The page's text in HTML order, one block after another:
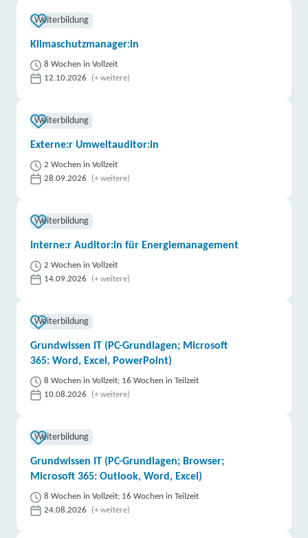
Weiterbildung
Klimaschutzmanager:in
8 Wochen in Vollzeit
12.10.2026
(+ weitere)
Weiterbildung
Externe:r Umweltauditor:in
2 Wochen in Vollzeit
28.09.2026
(+ weitere)
Weiterbildung
Interne:r Auditor:in für Energiemanagement
2 Wochen in Vollzeit
14.09.2026
(+ weitere)
Weiterbildung
Grundwissen IT (PC-Grundlagen; Microsoft
365: Word, Excel, PowerPoint)
8 Wochen in Vollzeit; 16 Wochen in Teilzeit
10.08.2026
(+ weitere)
Weiterbildung
Grundwissen IT (PC-Grundlagen; Browser;
Microsoft 365: Outlook, Word, Excel)
8 Wochen in Vollzeit; 16 Wochen in Teilzeit
24.08.2026
(+ weitere)